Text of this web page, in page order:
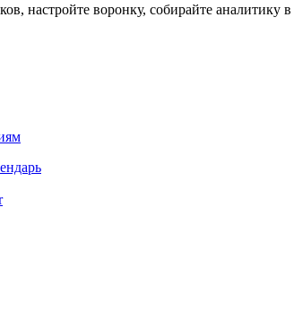
настройте воронку, собирайте аналитику